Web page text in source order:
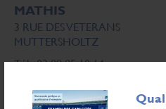
MATHIS
3 RUE DES VETERANS
MUTTERSHOLTZ
Tél : 03 88 85 10 14
Web :www.mathis.eu